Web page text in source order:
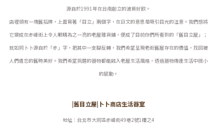
源自於1991年在台南創立的波哥好飲。
店裡頭有一塊舊招牌，上面寫著「目立」兩個字，在日文的意思是吸引目光的注意。我們想將
它變成在赤峰街上令人眼睛為之一亮的老屋雜貨鋪，便成了目前你們所看到的「舊目立屋」；
就如同卜卜源自於「赤」字，把其中一支腳反轉，我們希望呈現老街舊屋存在的價值，找回被
人們遺忘的舊時美好。 我們希望挑選的器物都能融入老屋生活風格，透過器物傳達生活中微小
的感動。
|舊目立屋|卜卜商店生活器室
地址：台北市大同區赤峰街49巷2號1樓之4